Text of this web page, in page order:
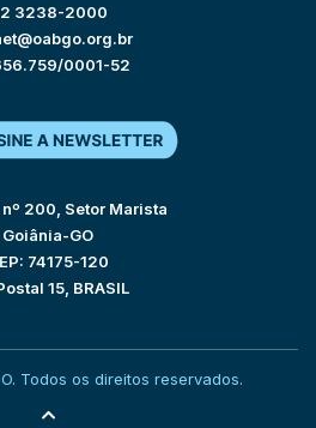
3238-2000
0001-52
nº 200, Setor Marista
Goiânia-GO
74175-120
15, BRASIL
Todos os direitos reservados.